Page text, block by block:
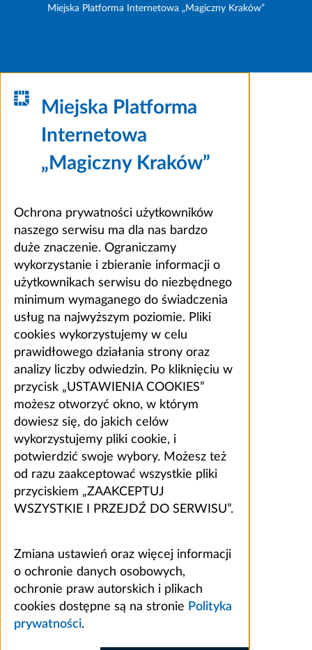
Miejska Platforma Internetowa „Magiczny Kraków”
Miejska Platforma
Internetowa
„Magiczny Kraków”
Ochrona prywatności użytkowników
naszego serwisu ma dla nas bardzo
duże znaczenie. Ograniczamy
wykorzystanie i zbieranie informacji o
użytkownikach serwisu do niezbędnego
minimum wymaganego do świadczenia
usług na najwyższym poziomie. Pliki
cookies wykorzystujemy w celu
prawidłowego działania strony oraz
analizy liczby odwiedzin. Po kliknięciu w
przycisk „USTAWIENIA COOKIES”
możesz otworzyć okno, w którym
dowiesz się, do jakich celów
wykorzystujemy pliki cookie, i
potwierdzić swoje wybory. Możesz też
od razu zaakceptować wszystkie pliki
przyciskiem „ZAAKCEPTUJ
WSZYSTKIE I PRZEJDŹ DO SERWISU”.
Zmiana ustawień oraz więcej informacji
o ochronie danych osobowych,
ochronie praw autorskich i plikach
cookies dostępne są na stronie Polityka
prywatności.